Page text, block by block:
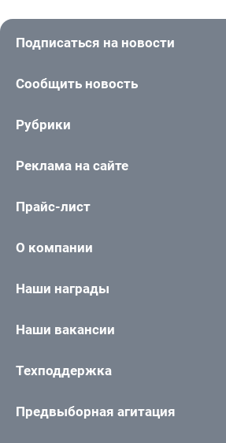
Подписаться на новости
Сообщить новость
Рубрики
Реклама на сайте
Прайс-лист
О компании
Наши награды
Наши вакансии
Техподдержка
Предвыборная агитация